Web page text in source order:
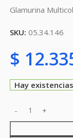
Glamurina
SKU: 05.34.146
$
Hay existencias